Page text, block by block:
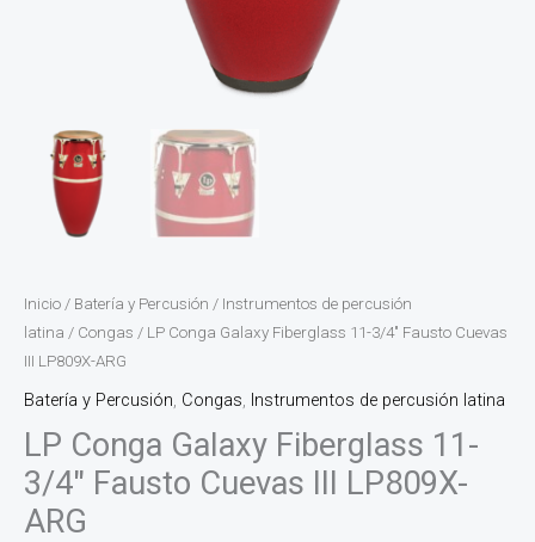
Inicio / Batería y Percusión / Instrumentos de percusión
latina / Congas / LP Conga Galaxy Fiberglass 11-3/4″ Fausto Cuevas
III LP809X-ARG
Batería y Percusión, Congas, Instrumentos de percusión latina
LP Conga Galaxy Fiberglass 11-
3/4″ Fausto Cuevas III LP809X-
ARG